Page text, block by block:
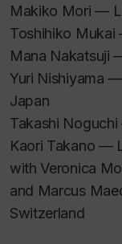
Makiko Mori —
Toshihiko Mukai
Mana Nakatsuji
Yuri Nishiyama
Japan
Takashi
Kaori Takano —
with Veronica
and Marcus
Switzerland